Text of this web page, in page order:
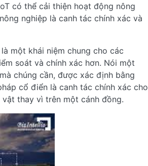
có thể cải thiện hoạt động nông
nghiệp là canh tác chính xác và
một khái niệm chung cho các
soát và chính xác hơn. Nói một
chúng cần, được xác định bằng
cổ điển là canh tác chính xác cho
thay vì trên một cánh đồng.